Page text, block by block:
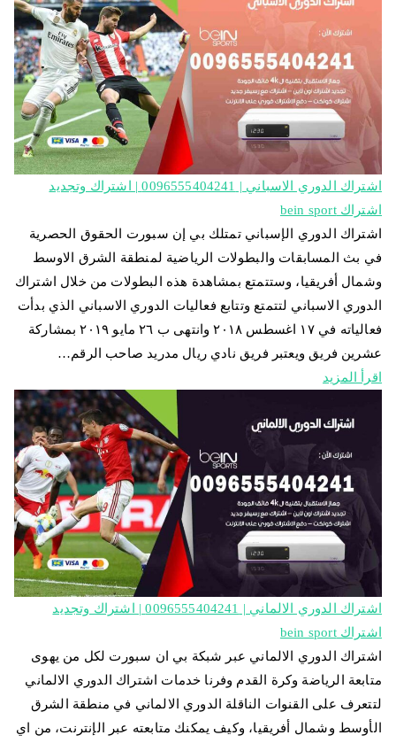
اشتراك الدوري الاسباني | 0096555404241 | اشتراك وتجديد
اشتراك bein sport
اشتراك الدوري الإسباني تمتلك بي إن سبورت الحقوق الحصرية
في بث المسابقات والبطولات الرياضية لمنطقة الشرق الاوسط
وشمال أفريقيا، وستتمتع بمشاهدة هذه البطولات من خلال اشتراك
الدوري الاسباني لتتمتع وتتابع فعاليات الدوري الاسباني الذي بدأت
فعالياته في ١٧ اغسطس ٢٠١٨ وانتهى ب ٢٦ مايو ٢٠١٩ بمشاركة
عشرين فريق ويعتبر فريق نادي ريال مدريد صاحب الرقم…
اقرأ المزيد
اشتراك الدوري الالماني | 0096555404241 | اشتراك وتجديد
اشتراك bein sport
اشتراك الدوري الالماني عبر شبكة بي ان سبورت لكل من يهوى
متابعة الرياضة وكرة القدم وفرنا خدمات اشتراك الدوري الالماني
لتتعرف على القنوات الناقلة الدوري الالماني في منطقة الشرق
الأوسط وشمال أفريقيا، وكيف يمكنك متابعته عبر الإنترنت، من اي